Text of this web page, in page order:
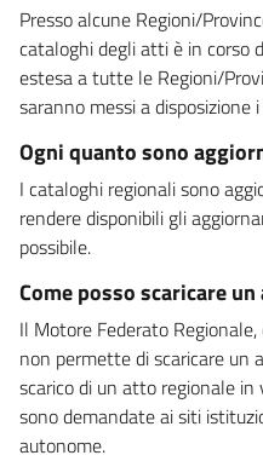
Presso alcune Regioni/
cataloghi degli atti è in corso
estesa a tutte le Regioni/
saranno messi a disposizione
Ogni quanto sono
I cataloghi regionali sono
rendere disponibili gli
possibile.
Come posso scaricare
Il Motore Federato
non permette di scaricare un
scarico di un atto regionale
sono demandate ai siti
autonome.